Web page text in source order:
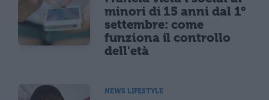
minori di 15 anni dal 1°
settembre: come
funziona il controllo
dell'età
NEWS LIFESTYLE